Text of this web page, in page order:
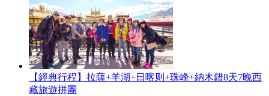
【經典行程】拉薩+羊湖+日喀则+珠峰+納木錯8天7晚西
藏旅遊拼團